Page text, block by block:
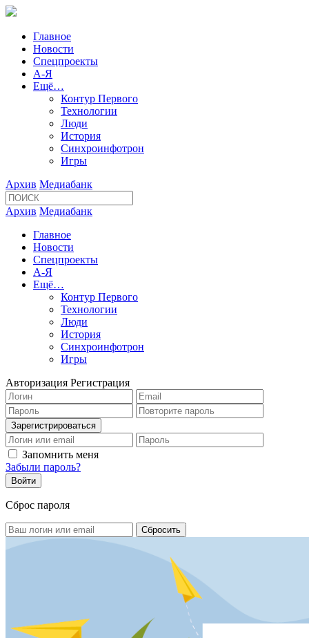
Главное
Новости
Спецпроекты
А-Я
Ещё…
Контур Первого
Технологии
Люди
История
Синхроинфотрон
Игры
Архив Медиабанк
Архив Медиабанк
Главное
Новости
Спецпроекты
А-Я
Ещё…
Контур Первого
Технологии
Люди
История
Синхроинфотрон
Игры
Авторизация Регистрация
Запомнить меня
Забыли пароль?
Сброс пароля